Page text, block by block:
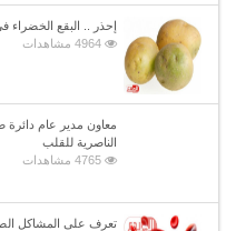
إحذر .. البقع الخضراء
4964 مشاهدات
معاون مدير عام دائرة
الناصرية للقلب
4765 مشاهدات
تعرف على المشاكل